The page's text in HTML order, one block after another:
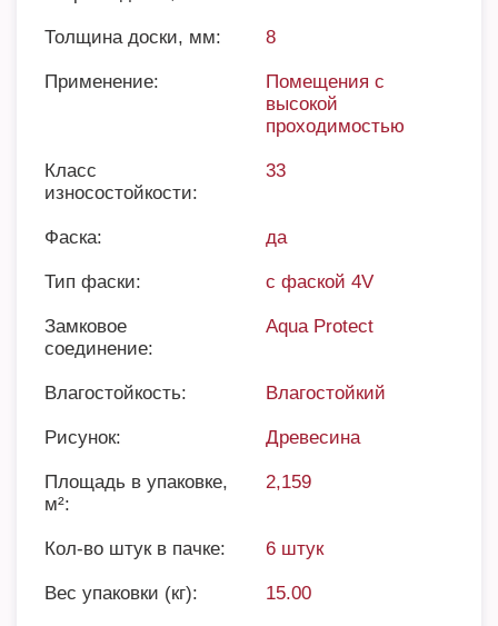
Толщина доски, мм: 8
Применение:
Помещения с
высокой
проходимостью
Класс
износостойкости:
33
Фаска: да
Тип фаски: с фаской 4V
Замковое
соединение:
Aqua Protect
Влагостойкость: Влагостойкий
Рисунок: Древесина
Площадь в упаковке,
м²:
2,159
Кол-во штук в пачке: 6 штук
Вес упаковки (кг): 15.00